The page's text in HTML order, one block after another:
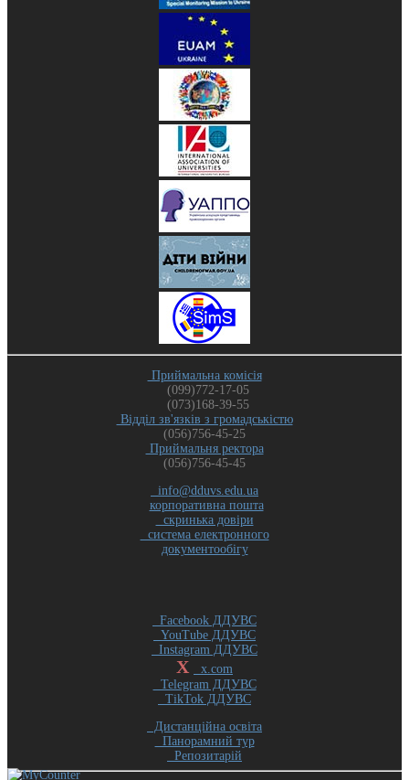
Приймальна комісія
(099)772-17-05
(073)168-39-55
Відділ зв'язків з громадськістю
(056)756-45-25
Приймальня ректора
(056)756-45-45
info@dduvs.edu.ua
корпоративна пошта
скринька довіри
система електронного
документообігу
Facebook ДДУВС
YouTube ДДУВС
Instagram ДДУВС
X
x.com
Telegram ДДУВС
TikTok ДДУВС
Дистанційна освіта
Панорамний тур
Репозитарій